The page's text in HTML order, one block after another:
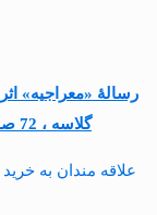
رسالۀ «معراجیه»
گلاسه ، 72 صفحه به قیمت 85 هزار تومان منتشر شد.
علاقه مندان به